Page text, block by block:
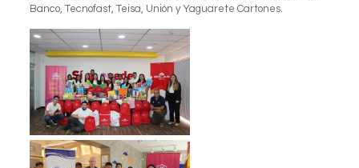
Banco, Tecnofast, Teisa, Unión y Yaguarete Cartones.